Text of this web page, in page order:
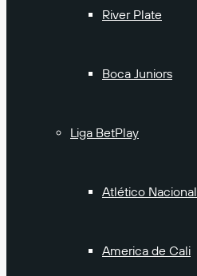
River Plate
Boca Juniors
Liga BetPlay
Atlético Nacional
America de Cali